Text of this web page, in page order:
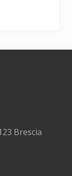
Brescia